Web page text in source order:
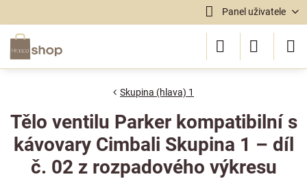
Panel uživatele
Skupina (hlava) 1
Tělo ventilu Parker kompatibilní s
kávovary Cimbali Skupina 1 – díl
č. 02 z rozpadového výkresu